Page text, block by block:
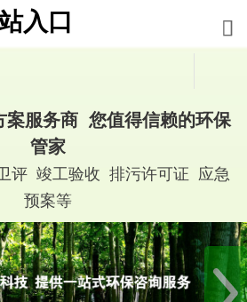
入口
案服务商 您值得信赖的环保
管家
评 竣工验收 排污许可证 应急
预案等